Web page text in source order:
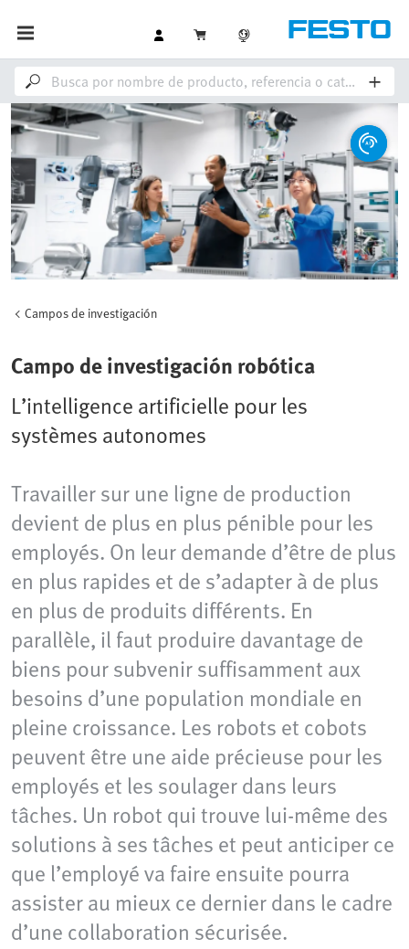
Campos de investigación
Campo de investigación robótica
L’intelligence artificielle pour les
systèmes autonomes
Travailler sur une ligne de production
devient de plus en plus pénible pour les
employés. On leur demande d’être de plus
en plus rapides et de s’adapter à de plus
en plus de produits différents. En
parallèle, il faut produire davantage de
biens pour subvenir suffisamment aux
besoins d’une population mondiale en
pleine croissance. Les robots et cobots
peuvent être une aide précieuse pour les
employés et les soulager dans leurs
tâches. Un robot qui trouve lui-même des
solutions à ses tâches et peut anticiper ce
que l’employé va faire ensuite pourra
assister au mieux ce dernier dans le cadre
d’une collaboration sécurisée.